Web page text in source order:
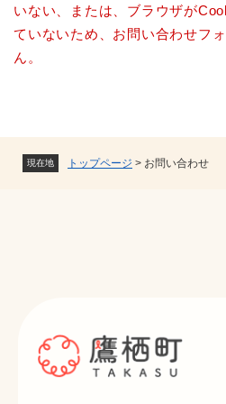
現在地 トップページ > お問い合わせ
いない、または、ブラウザが
ていないため、お問い合わせフ
ん。